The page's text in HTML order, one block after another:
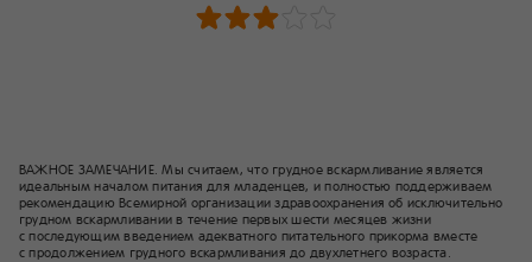
ВАЖНОЕ ЗАМЕЧАНИЕ. Мы считаем, что грудное вскармливание является
идеальным началом питания для младенцев, и полностью поддерживаем
рекомендацию Всемирной организации здравоохранения об исключительно
грудном вскармливании в течение первых шести месяцев жизни
с последующим введением адекватного питательного прикорма вместе
с продолжением грудного вскармливания до двухлетнего возраста.